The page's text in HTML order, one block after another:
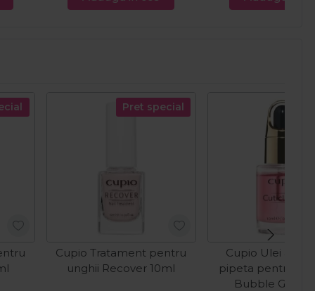
Pret special
Cupio Tratament pentru
unghii Recover 10ml
Cupio Ulei
pipeta pentru
Bubble Gum